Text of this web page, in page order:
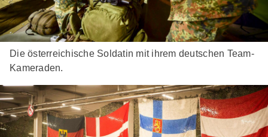
Die österreichische Soldatin mit ihrem deutschen Team-
Kameraden.